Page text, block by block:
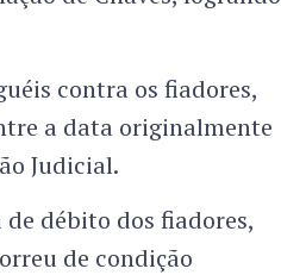
contra os fiadores,
a data originalmente
Judicial.
débito dos fiadores,
de condição